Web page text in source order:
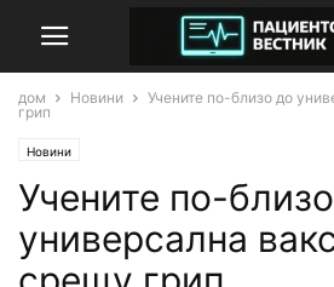
дом Новини
Учените по-близо до
грип
Новини
Учените по-
универсална